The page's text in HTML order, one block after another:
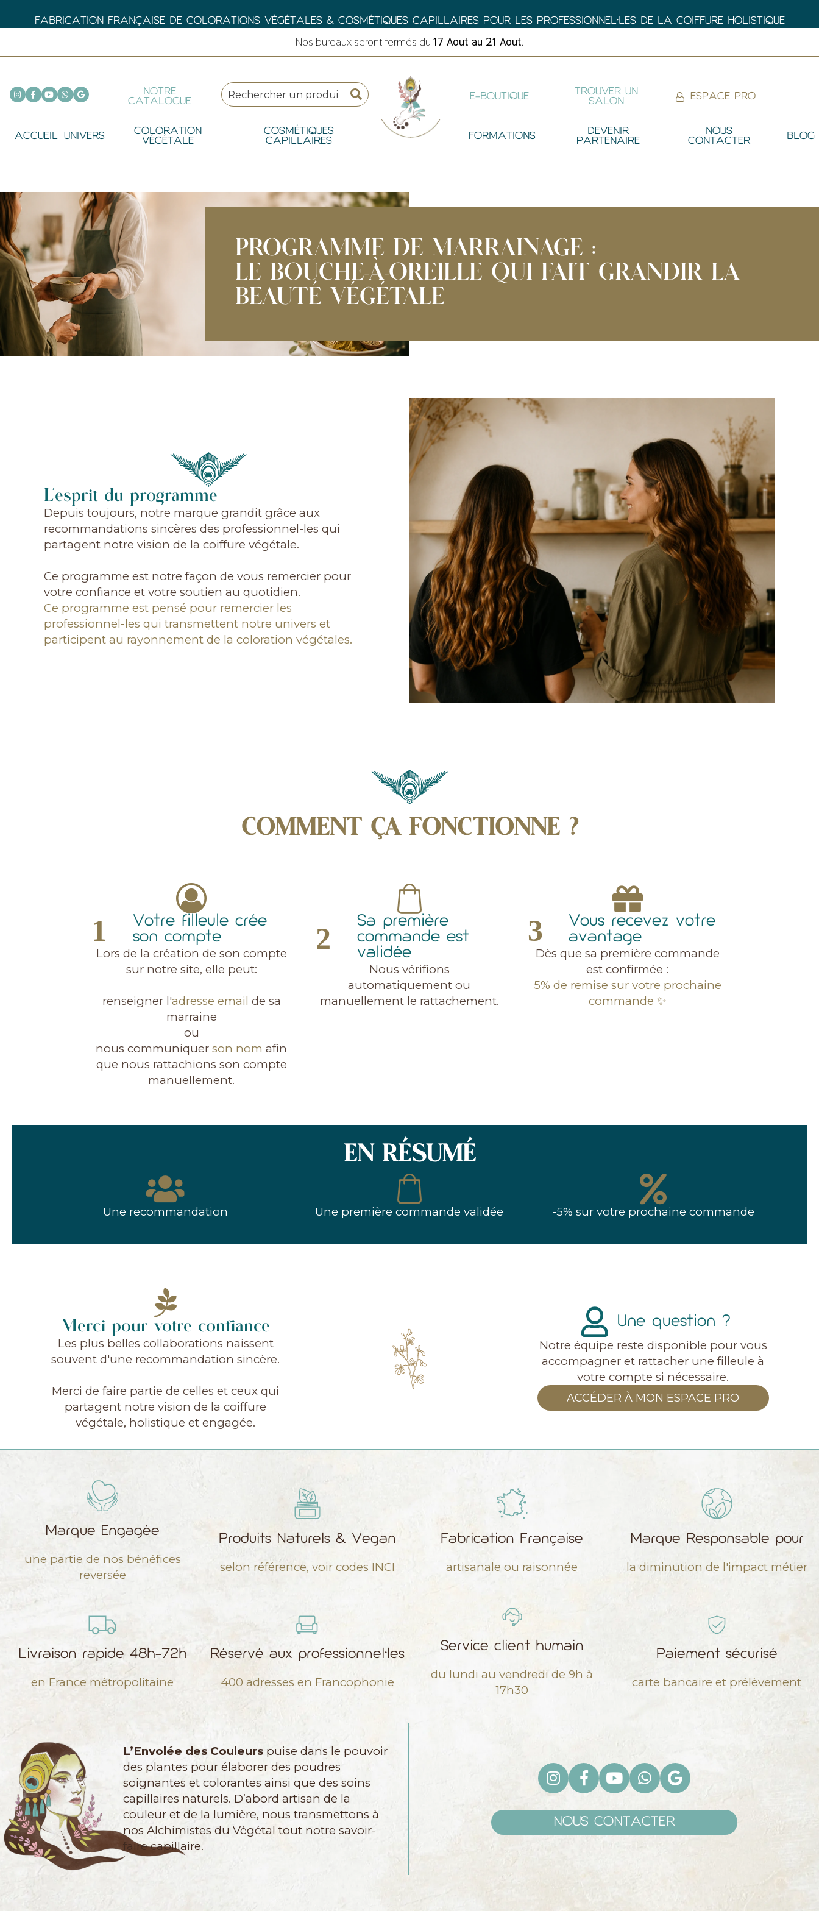
FABRICATION FRANÇAISE DE COLORATIONS VÉGÉTALES & COSMÉTIQUES CAPILLAIRES POUR LES PROFESSIONNEL•LES DE LA COIFFURE HOLISTIQUE
Nos bureaux seront fermés du 17 Aout au 21 Aout.
NOTRE
CATALOGUE
E-BOUTIQUE
TROUVER UN
SALON
ESPACE PRO
ACCUEIL UNIVERS
COLORATION
VÉGÉTALE
COSMÉTIQUES
CAPILLAIRES
FORMATIONS
DEVENIR
PARTENAIRE
NOUS
CONTACTER
BLOG
PROGRAMME DE MARRAINAGE :
LE BOUCHE-À-OREILLE QUI FAIT GRANDIR LA
BEAUTÉ VÉGÉTALE
L'esprit du programme
Depuis toujours, notre marque grandit grâce aux
recommandations sincères des professionnel-les qui
partagent notre vision de la coiffure végétale.
Ce programme est notre façon de vous remercier pour
votre confiance et votre soutien au quotidien.
Ce programme est pensé pour remercier les
professionnel-les qui transmettent notre univers et
participent au rayonnement de la coloration végétales.
COMMENT ÇA FONCTIONNE ?
Votre filleule crée
son compte
Lors de la création de son compte
sur notre site, elle peut:
renseigner l'adresse email de sa
marraine
ou
nous communiquerson nom afin
que nous rattachions son compte
manuellement.
Sa première
commande est
validée
Nous vérifions
automatiquement ou
manuellement le rattachement.
Vous recevez votre
avantage
Dès que sa première commande
est confirmée :
5% de remise sur votre prochaine
commande ✨
EN RÉSUMÉ
Une recommandation Une première commande validée -5% sur votre prochaine commande
Merci pour votre confiance
Les plus belles collaborations naissent
souvent d'une recommandation sincère.
Merci de faire partie de celles et ceux qui
partagent notre vision de la coiffure
végétale, holistique et engagée.
Une question ?
Notre équipe reste disponible pour vous
accompagner et rattacher une filleule à
votre compte si nécessaire.
ACCÉDER À MON ESPACE PRO
Marque Engagée
une partie de nos bénéfices
reversée
Produits Naturels & Vegan
selon référence, voir codes INCI
Fabrication Française
artisanale ou raisonnée
Marque Responsable pour
la diminution de l'impact métier
Livraison rapide 48h-72h
en France métropolitaine
Réservé aux professionnel•les
400 adresses en Francophonie
Service client humain
du lundi au vendredi de 9h à
17h30
Paiement sécurisé
carte bancaire et prélèvement
L’Envolée des Couleurspuise dans le pouvoir
des plantes pour élaborer des poudres
soignantes et colorantes ainsi que des soins
capillaires naturels. D’abord artisan de la
couleur et de la lumière, nous transmettons à
nos Alchimistes du Végétal tout notre savoir-
faire capillaire.
NOUS CONTACTER